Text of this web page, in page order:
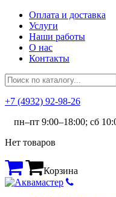
Оплата и доставка
Услуги
Наши работы
О нас
Контакты
+7 (4932) 92-98-26
пн–пт 9:00–18:00; сб
Нет товаров
Корзина